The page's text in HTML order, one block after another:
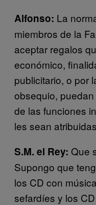
Alfonso: La
miembros de la
aceptar regalos
económico,
publicitario, o por
obsequio,
de las funciones
les sean
S.M. el Rey: Que
Supongo que
los CD con
sefardíes y los